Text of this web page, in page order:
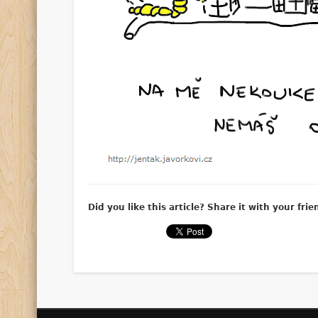
Did you like this article? Share it with your